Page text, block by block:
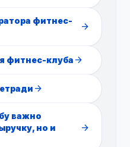
фитнес-
arrow_forward
фитнес-клуба arrow_forward
arrow_forward
важно
но и
arrow_forward